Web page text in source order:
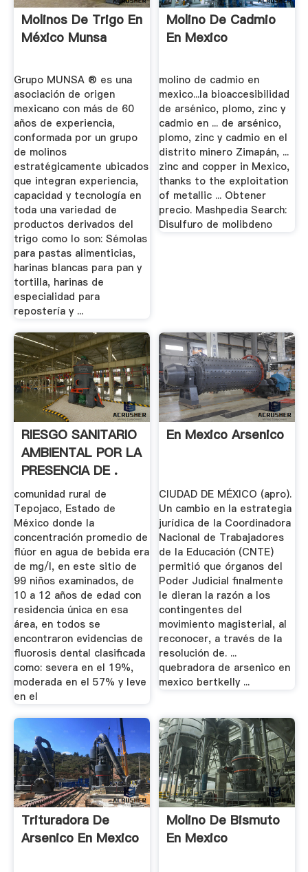
Molinos De Trigo En
México Munsa
Grupo MUNSA ® es una
asociación de origen
mexicano con más de 60
años de experiencia,
conformada por un grupo
de molinos
estratégicamente ubicados
que integran experiencia,
capacidad y tecnología en
toda una variedad de
productos derivados del
trigo como lo son: Sémolas
para pastas alimenticias,
harinas blancas para pan y
tortilla, harinas de
especialidad para
repostería y ...
Molino De Cadmio
En Mexico
molino de cadmio en
mexico...la bioaccesibilidad
de arsénico, plomo, zinc y
cadmio en ... de arsénico,
plomo, zinc y cadmio en el
distrito minero Zimapán, ...
zinc and copper in Mexico,
thanks to the exploitation
of metallic ... Obtener
precio. Mashpedia Search:
Disulfuro de molibdeno
RIESGO SANITARIO
AMBIENTAL POR LA
PRESENCIA DE .
comunidad rural de
Tepojaco, Estado de
México donde la
concentración promedio de
flúor en agua de bebida era
de mg/l, en este sitio de
99 niños examinados, de
10 a 12 años de edad con
residencia única en esa
área, en todos se
encontraron evidencias de
fluorosis dental clasificada
como: severa en el 19%,
moderada en el 57% y leve
en el
En Mexico Arsenico
CIUDAD DE MÉXICO (apro).
Un cambio en la estrategia
jurídica de la Coordinadora
Nacional de Trabajadores
de la Educación (CNTE)
permitió que órganos del
Poder Judicial finalmente
le dieran la razón a los
contingentes del
movimiento magisterial, al
reconocer, a través de la
resolución de. ...
quebradora de arsenico en
mexico bertkelly ...
Trituradora De
Arsenico En Mexico
Molino De Bismuto
En Mexico